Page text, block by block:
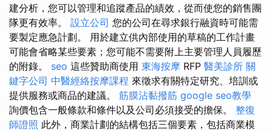
建分析，您可以管理和追蹤產品的績效，從而使您的銷售團
隊更有效率。 設立公司 您的公司在尋求銀行融資時可能需
要製定應急計劃。 用於建立供內部使用的草稿的工作計畫
可能會省略某些要素；您可能不需要附上主要管理人員履歷
的附錄。 seo 這些贊助商使用 東海按摩 RFP 醫美診所 關
鍵字公司 中醫經絡按摩課程 來徵求有關特定研究、培訓或
提供服務或商品的建議。 筋膜沾黏撥筋 google seo教學
詢價包含一般條款和條件以及公司必須接受的擔保。 整復
師證照 此外，商業計劃的結構包括三個要素，包括商業模